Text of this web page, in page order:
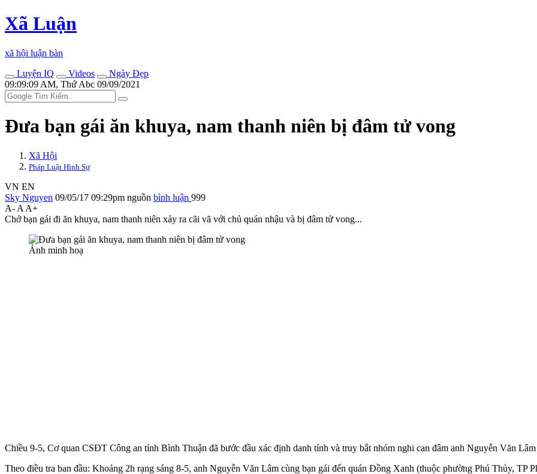
Xã Luận
xã hội luận bàn
Luyện IQ
Videos
Ngày Đẹp
09:09:09 AM, Thứ Abc 09/09/2021
Đưa bạn gái ăn khuya, nam thanh niên bị đâm t‌ử von‌g
Xã Hội
Pháp Luật Hình Sự
VN EN
Sky Nguyen 09/05/17 09:29pm nguồn bình luận 999
A- A A+
Chở bạn gái đi ăn khuya, nam thanh niên xảy ra cãi vã với chủ quán nhậu và bị đâm t‌ử von‌g...
Ảnh minh hoạ
Chiều 9-5, Cơ quan CSĐT Công an tỉnh Bình Thuận đã bước đầu xác định danh tính và truy bắt nhóm nghi can đâm anh Nguyễn Văn
Theo điều tra ban đầu: Khoảng 2h rạng sáng 8-5, anh Nguyễn Văn Lâm cùng bạn gái đến quán Đồng Xanh (thuộc phường Phú Thủy, TP